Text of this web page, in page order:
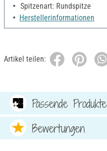
Spitzenart: Rundspitze
Herstellerinformationen
Artikel teilen:
Passende Produkte
Bewertungen